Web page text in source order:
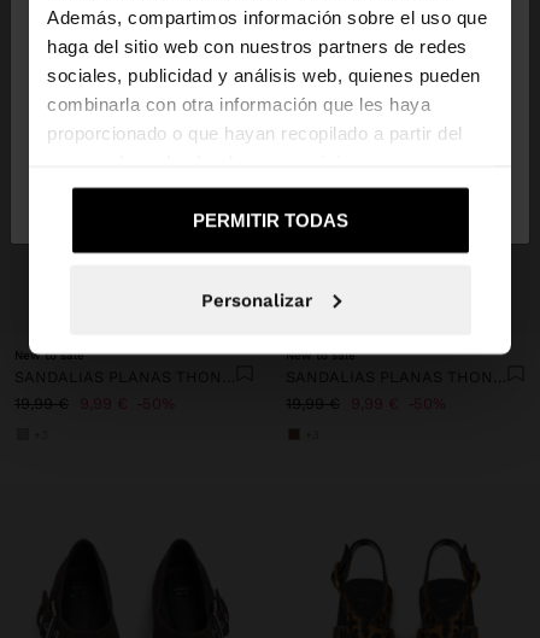
Además, compartimos información sobre el uso que
haga del sitio web con nuestros partners de redes
sociales, publicidad y análisis web, quienes pueden
combinarla con otra información que les haya
proporcionado o que hayan recopilado a partir del
PERMITIR TODAS
Personalizar
Estás accediendo a la web de España. ¿Quieres ir a
la web de United States?
New to sale
19,99 €
9,99 €
New to sale
SANDALIAS PLANAS THONG CON TIRAS
19,99 €
9,99 €